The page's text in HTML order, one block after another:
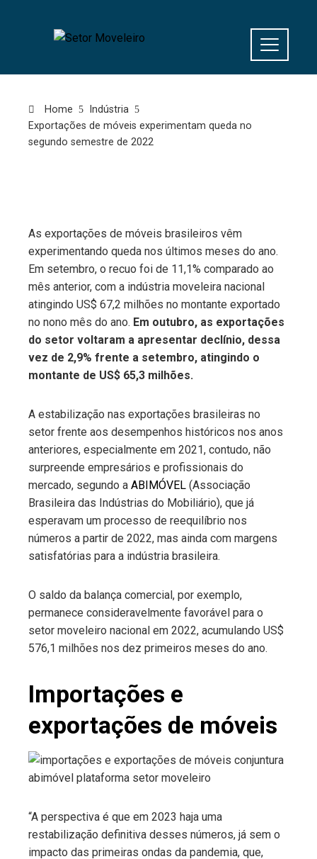
Home
Indústria
Exportações de móveis experimentam queda no
segundo semestre de 2022
As exportações de móveis brasileiros vêm
experimentando queda nos últimos meses do ano.
Em setembro, o recuo foi de 11,1% comparado ao
mês anterior, com a indústria moveleira nacional
atingindo US$ 67,2 milhões no montante exportado
no nono mês do ano. Em outubro, as exportações
do setor voltaram a apresentar declínio, dessa
vez de 2,9% frente a setembro, atingindo o
montante de US$ 65,3 milhões.
A estabilização nas exportações brasileiras no
setor frente aos desempenhos históricos nos anos
anteriores, especialmente em 2021, contudo, não
surpreende empresários e profissionais do
mercado, segundo a ABIMÓVEL (Associação
Brasileira das Indústrias do Mobiliário), que já
esperavam um processo de reequilíbrio nos
números a partir de 2022, mas ainda com margens
satisfatórias para a indústria brasileira.
O saldo da balança comercial, por exemplo,
permanece consideravelmente favorável para o
setor moveleiro nacional em 2022, acumulando US$
576,1 milhões nos dez primeiros meses do ano.
Importações e
exportações de móveis
“A perspectiva é que em 2023 haja uma
restabilização definitiva desses números, já sem o
impacto das primeiras ondas da pandemia, que,